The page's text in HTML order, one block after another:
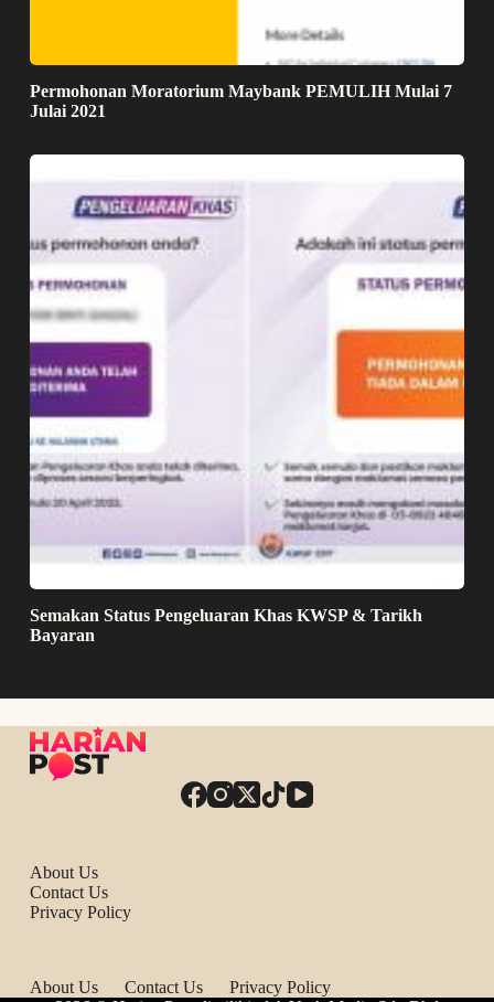
Permohonan Moratorium Maybank PEMULIH Mulai 7
Julai 2021
Semakan Status Pengeluaran Khas KWSP & Tarikh
Bayaran
About Us
Contact Us
Privacy Policy
About Us Contact Us
Privacy Policy